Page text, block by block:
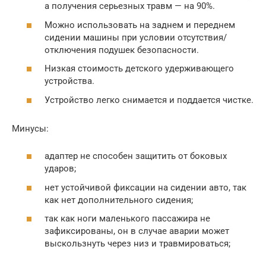
а получения серьезных травм — на 90%.
Можно использовать на заднем и переднем
сидении машины при условии отсутствия/
отключения подушек безопасности.
Низкая стоимость детского удерживающего
устройства.
Устройство легко снимается и поддается чистке.
Минусы:
адаптер не способен защитить от боковых
ударов;
нет устойчивой фиксации на сидении авто, так
как нет дополнительного сидения;
так как ноги маленького пассажира не
зафиксированы, он в случае аварии может
выскользнуть через низ и травмироваться;